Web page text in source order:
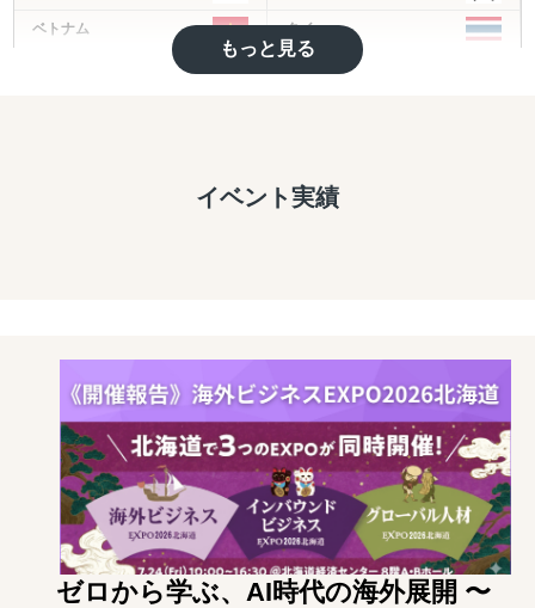
ベトナム タイ
マレーシア
ドイツ
オセアニア アフリカ
ロシア その他英語圏
もっと見る
イベント実績
ゼロから学ぶ、AI時代の海外展開 〜